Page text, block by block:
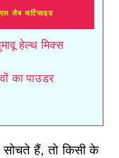
लैब सर्टिफाइड
हेल्थ मिक्स
का पाउडर
सोचते हैं, तो किसी के